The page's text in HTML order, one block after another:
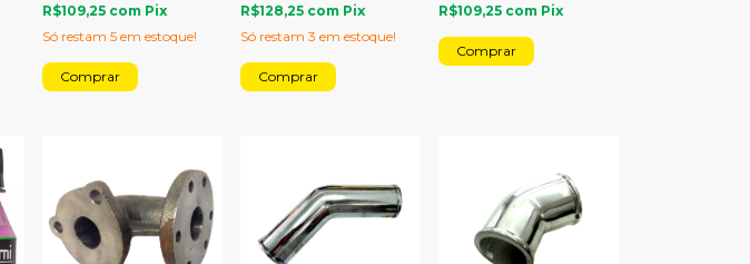
R$109,25 com Pix
Só restam5 em estoque!
R$128,25 com Pix
Só restam3 em estoque!
R$109,25 com Pix